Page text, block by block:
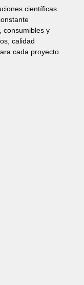
científicas.
consumibles y
calidad
cada proyecto